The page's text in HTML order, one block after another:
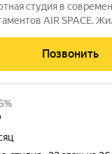
студия в
AIR SPACE.
проспект 47 строение 2 в
крупных вузов: МФЮА,
Позвонить